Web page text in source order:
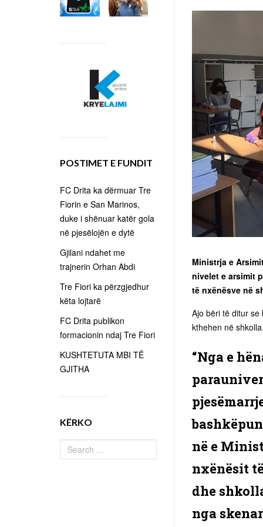
Ministrja e
nivelet e arsimit
të nxënësve në
Ajo bëri të ditur se
kthehen në
“Nga e
në e
nxënësit
dhe
nga
POSTIMET E FUNDIT
FC Drita ka dërmuar Tre
Fiorin e San Marinos,
duke i shënuar katër gola
në pjesëlojën e dytë
Gjilani ndahet me
trajnerin Orhan Abdi
Tre Fiori ka përzgjedhur
këta lojtarë
FC Drita publikon
formacionin ndaj Tre Fiori
KUSHTETUTA MBI TË
GJITHA
KËRKO